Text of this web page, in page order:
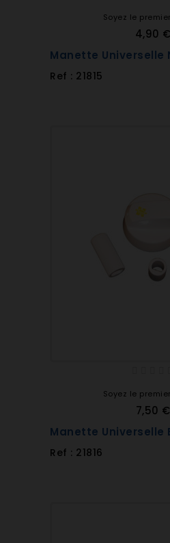
Soyez le
4,90 €
Manette Universelle
Ref : 21815
Soyez le
7,50 €
Manette Universelle
Ref : 21816